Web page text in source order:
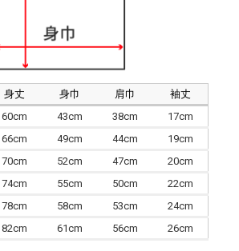
身丈 身巾 肩巾
袖丈
60cm 43cm 38cm
17cm
66cm 49cm 44cm
19cm
70cm 52cm 47cm
20cm
74cm 55cm 50cm
22cm
78cm 58cm 53cm
24cm
82cm 61cm 56cm 26cm